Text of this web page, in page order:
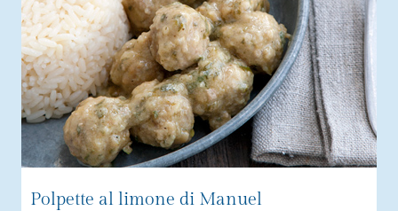
Polpette al limone di Manuel